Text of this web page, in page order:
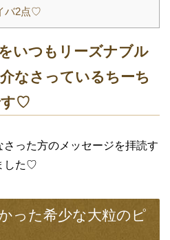
バ2点♡
いつもリーズナブル
なさっているちーち
す♡
った方のメッセージを拝読す
した♡
った希少な大粒のピ